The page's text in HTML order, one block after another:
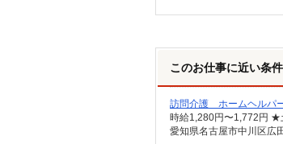
このお仕事に近い条
訪問介護 ホームヘルパ
愛知県名古屋市中川区広